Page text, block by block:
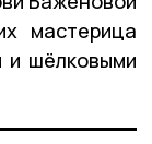
мастерица
и шёлковыми